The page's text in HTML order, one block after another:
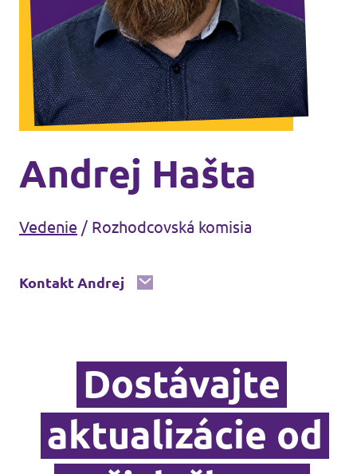
Volt Maďarsko
Volt Rakúsko
Udalostí
Komunálne voľby 2026
Stať sa členom
Médiá a tlač
Andrej Hašta
Vedenie / Rozhodcovská komisia
Kontakt Andrej
Dostávajte
aktualizácie od